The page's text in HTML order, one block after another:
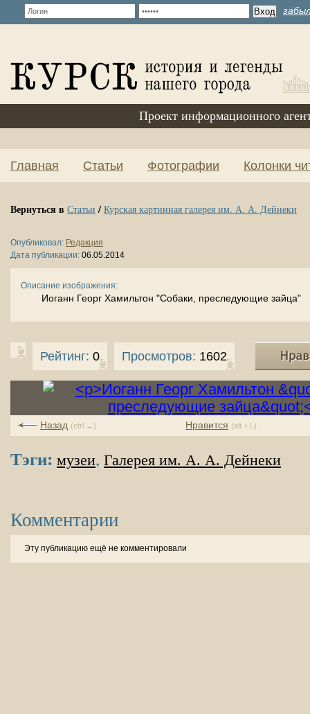
Проект информационного
Главная Статьи Фотографии Колонки
Вернуться в Статьи / Курская картинная галерея им. А. А. Дейнеки
Опубликовал: Редакция
Дата публикации: 06.05.2014
Описание изображения:
Иоганн Георг Хамильтон "Собаки, преследующие зайца"
Рейтинг: 0 Просмотров: 1602
Нравится (alt + L)
Назад (ctrl ←)
Тэги: музеи, Галерея им. А. А. Дейнеки
Комментарии
Эту публикацию ещё не комментировали